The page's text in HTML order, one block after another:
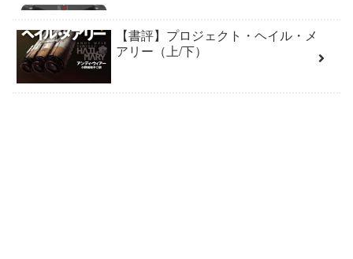
【書評】プロジェクト・ヘイル・メ
アリー（上/下）